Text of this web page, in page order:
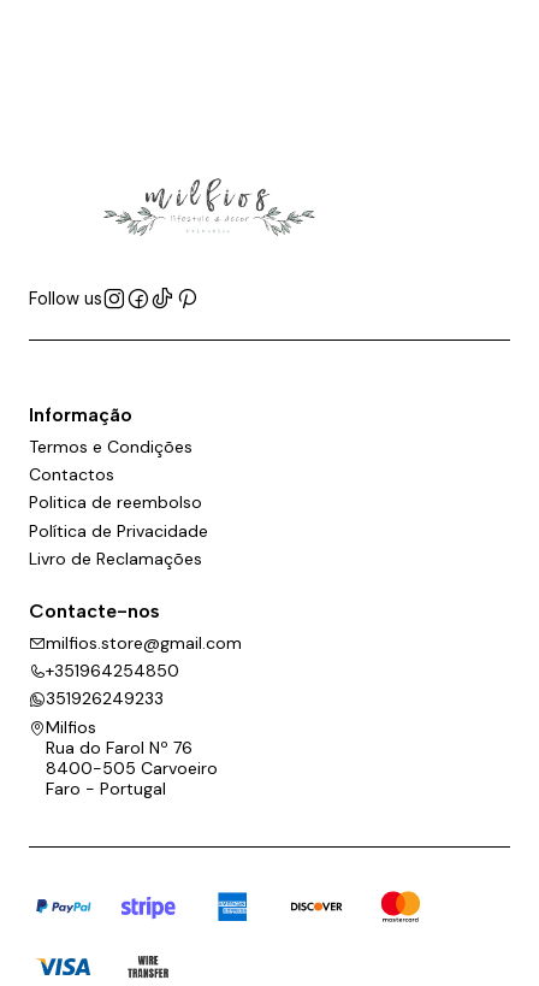
Follow us
Informação
Termos e Condições
Contactos
Politica de reembolso
Política de Privacidade
Livro de Reclamações
Contacte-nos
milfios.store@gmail.com
+351964254850
351926249233
Milfios
Rua do Farol Nº 76
8400-505 Carvoeiro
Faro - Portugal